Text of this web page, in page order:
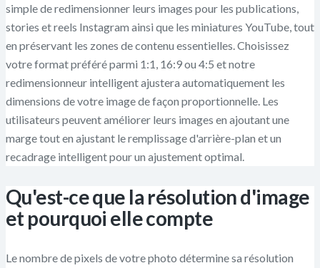
simple de redimensionner leurs images pour les publications,
stories et reels Instagram ainsi que les miniatures YouTube, tout
en préservant les zones de contenu essentielles. Choisissez
votre format préféré parmi 1:1, 16:9 ou 4:5 et notre
redimensionneur intelligent ajustera automatiquement les
dimensions de votre image de façon proportionnelle. Les
utilisateurs peuvent améliorer leurs images en ajoutant une
marge tout en ajustant le remplissage d'arrière-plan et un
recadrage intelligent pour un ajustement optimal.
Qu'est-ce que la résolution d'image
et pourquoi elle compte
Le nombre de pixels de votre photo détermine sa résolution